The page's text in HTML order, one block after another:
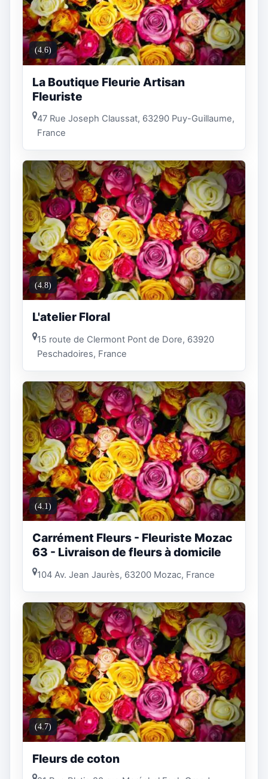
(4.6)
La Boutique Fleurie Artisan
Fleuriste
47 Rue Joseph Claussat, 63290 Puy-Guillaume,
France
(4.8)
L'atelier Floral
15 route de Clermont Pont de Dore, 63920
Peschadoires, France
(4.1)
Carrément Fleurs - Fleuriste Mozac
63 - Livraison de fleurs à domicile
104 Av. Jean Jaurès, 63200 Mozac, France
(4.7)
Fleurs de coton